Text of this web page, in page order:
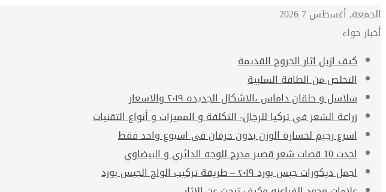
الجمعة, أغسطس 7 2026
أخبار حواء
كيف ازيل اثار الجروح القديمة
التخلص من الطاقة السلبية
سلاسل و حلقان داماس ،الاشكال الجديده ٢٠١٩ والاسعار
زراعة الشعر في تركيا للرجال- التكلفة و المميزات و أنواع التقنيات
اسرع رجيم لخسارة الوزن بدون حرمان فى اسبوع واحد فقط
احدث 10 قصات شعر قصير مدرج للوجه الدائري و البيضاوي
اجمل ديكورات جبس بورد ٢٠١٩ – طريقة تركيب الواح الجبس بورد